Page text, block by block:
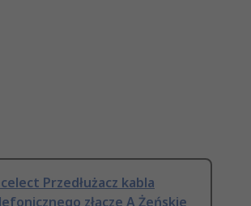
Przedłużacz kabla
złącze A Żeńskie